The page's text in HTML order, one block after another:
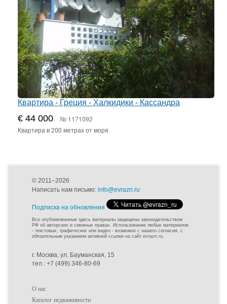
Квартира - Греция - Халкидики - Кассандра
€ 44 000 № 1171092
Квартира в 200 метрах от моря
© 2011–2026
Написать нам письмо: info@evrazn.ru
Подписка на обновления
Все опубликованные здесь материалы защищены законодательством
РФ об авторских и смежных правах. Использование любых материалов
- текстовых, графических или видео - возможно с нашего согласия, с
обязательным указанием активной ссылки на сайт evrazn.ru.
г. Москва, ул. Бауманская, 15
тел.: +7 (499) 346-80-69
О нас
Каталог недвижимости